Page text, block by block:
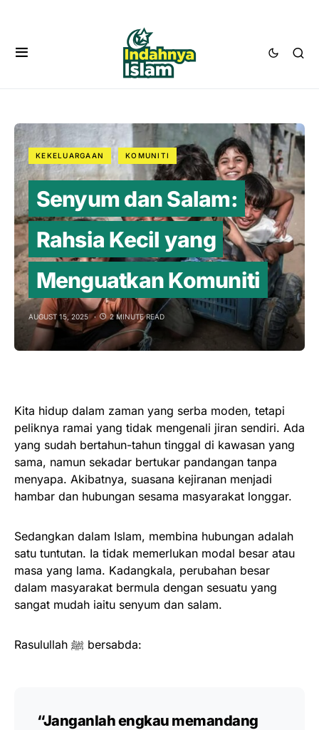
KEKELUARGAAN KOMUNITI
Senyum dan Salam:
Rahsia Kecil yang
Menguatkan Komuniti
AUGUST 15, 2025 2 MINUTE READ
Kita hidup dalam zaman yang serba moden, tetapi
peliknya ramai yang tidak mengenali jiran sendiri. Ada
yang sudah bertahun-tahun tinggal di kawasan yang
sama, namun sekadar bertukar pandangan tanpa
menyapa. Akibatnya, suasana kejiranan menjadi
hambar dan hubungan sesama masyarakat longgar.
Sedangkan dalam Islam, membina hubungan adalah
satu tuntutan. Ia tidak memerlukan modal besar atau
masa yang lama. Kadangkala, perubahan besar
dalam masyarakat bermula dengan sesuatu yang
sangat mudah iaitu senyum dan salam.
Rasulullah ﷺ bersabda:
“Janganlah engkau memandang